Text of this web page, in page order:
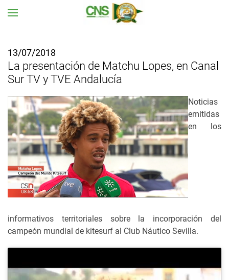
13/07/2018
La presentación de Matchu Lopes, en Canal
Sur TV y TVE Andalucía
Noticias
emitidas
en los
informativos territoriales sobre la incorporación del
campeón mundial de kitesurf al Club Náutico Sevilla.